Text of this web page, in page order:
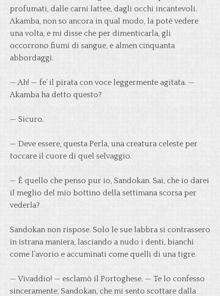
profumati, dalle carni lattee, dagli occhi incantevoli.
Akamba, non so ancora in qual modo, la poté vedere
una volta, e mi disse che per dimenticarla, gli
occorrono fiumi di sangue, e almen cinquanta
abbordaggi.
— Ah! — fe’ il pirata con voce leggermente agitata. —
Akamba ha detto questo?
— Sicuro.
— Deve essere, questa Perla, una creatura celeste per
toccare il cuore di quel selvaggio.
— È quello che penso pur io, Sandokan. Sai, che io darei
il meglio del mio bottino della settimana scorsa per
vederla?
Sandokan non rispose. Solo le sue labbra si contrassero
in istrana maniera, lasciando a nudo i denti, bianchi
come l’avorio e accuminati come quelli di una tigre.
— Vivaddio! — esclamò il Portoghese. — Te lo confesso
sinceramente, Sandokan, che mi sento scottare dalla